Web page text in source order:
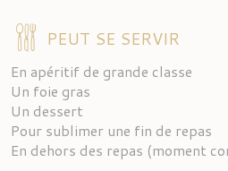
PEUT SE SERVIR
En apéritif de grande classe
Un foie gras
Un dessert
Pour sublimer une fin de repas
En dehors des repas (moment